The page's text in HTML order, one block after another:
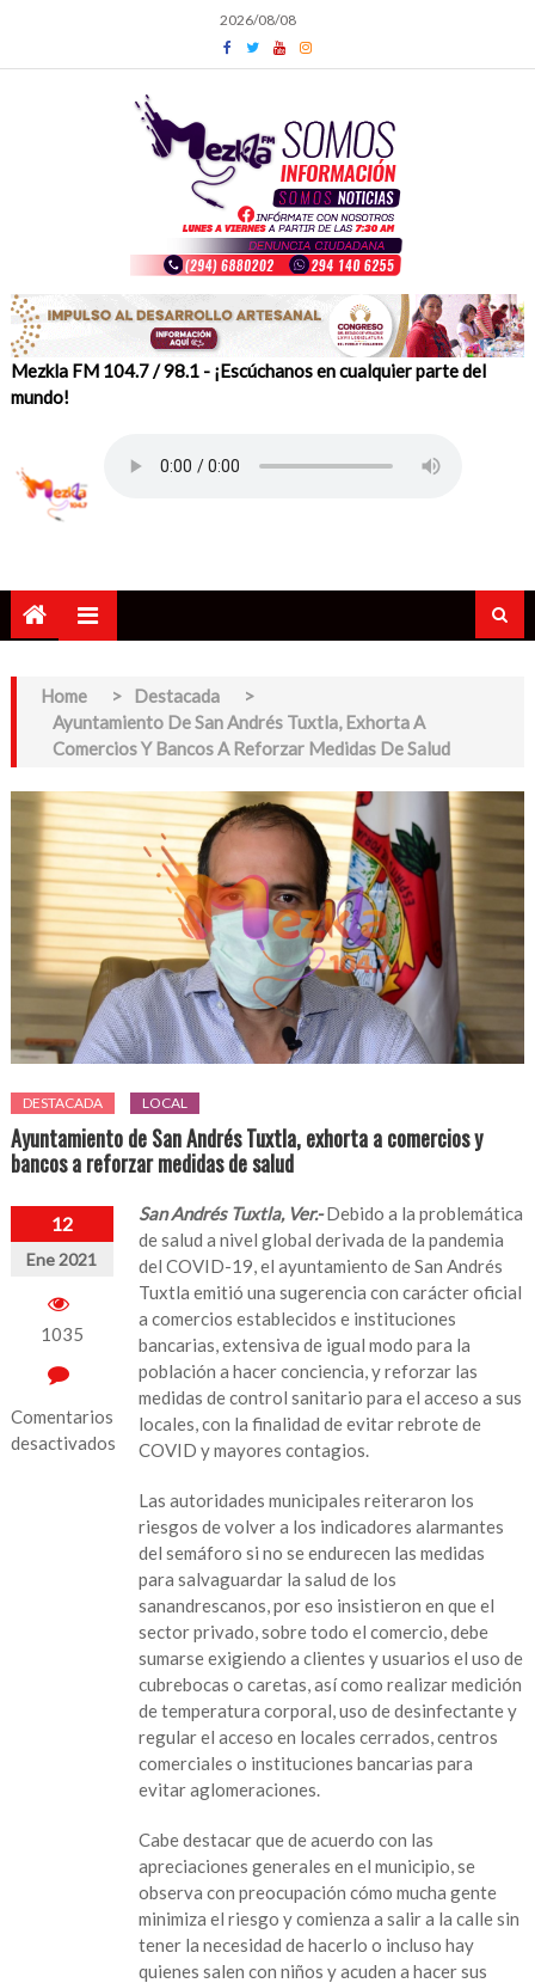
content
2026/08/08
Mezkla FM 104.7 / 98.1 - ¡Escúchanos en cualquier parte del
mundo!
Home > Destacada
>
Ayuntamiento De San Andrés Tuxtla, Exhorta A
Comercios Y Bancos A Reforzar Medidas De Salud
DESTACADA LOCAL
Ayuntamiento de San Andrés Tuxtla, exhorta a comercios y
bancos a reforzar medidas de salud
12
Ene 2021
1035
Comentarios
desactivados
San Andrés Tuxtla, Ver.-Debido a la problemática
de salud a nivel global derivada de la pandemia
del COVID-19, el ayuntamiento de San Andrés
Tuxtla emitió una sugerencia con carácter oficial
a comercios establecidos e instituciones
bancarias, extensiva de igual modo para la
población a hacer conciencia, y reforzar las
medidas de control sanitario para el acceso a sus
locales, con la finalidad de evitar rebrote de
COVID y mayores contagios.
Las autoridades municipales reiteraron los
riesgos de volver a los indicadores alarmantes
del semáforo si no se endurecen las medidas
para salvaguardar la salud de los
sanandrescanos, por eso insistieron en que el
sector privado, sobre todo el comercio, debe
sumarse exigiendo a clientes y usuarios el uso de
cubrebocas o caretas, así como realizar medición
de temperatura corporal, uso de desinfectante y
regular el acceso en locales cerrados, centros
comerciales o instituciones bancarias para
evitar aglomeraciones.
Cabe destacar que de acuerdo con las
apreciaciones generales en el municipio, se
observa con preocupación cómo mucha gente
minimiza el riesgo y comienza a salir a la calle sin
tener la necesidad de hacerlo o incluso hay
quienes salen con niños y acuden a hacer sus